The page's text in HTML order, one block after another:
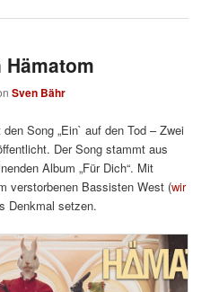
Sven Bähr
den Song „Ein` auf den Tod – Zwei
Der Song stammt aus
Album „Für Dich“. Mit
verstorbenen Bassisten West (wir
Denkmal setzen.